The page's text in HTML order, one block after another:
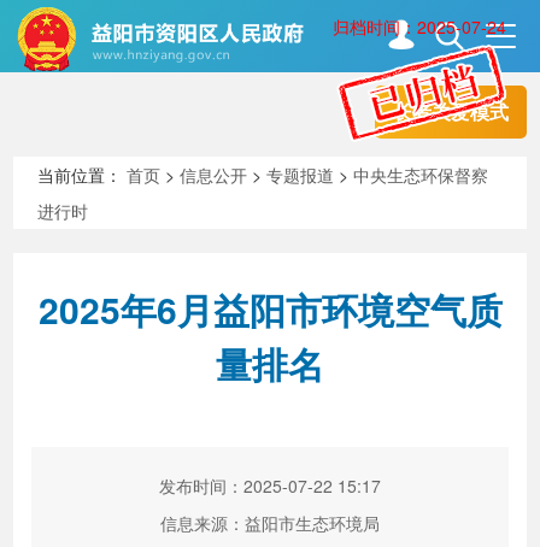
归档时间：2025-07-24
长者关爱模式
走进资阳
新闻中心 解读回应
高效办成一件事
当前位置：首页 >信息公开 >专题报道 >中央生态环保督察
进行时
2025年6月益阳市环境空气质
量排名
发布时间：2025-07-22 15:17
信息来源：益阳市生态环境局